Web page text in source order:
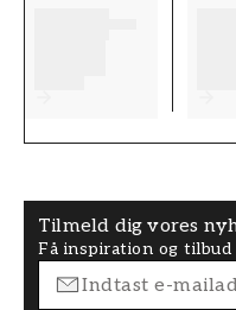
Tilmeld dig vores
Få inspiration og